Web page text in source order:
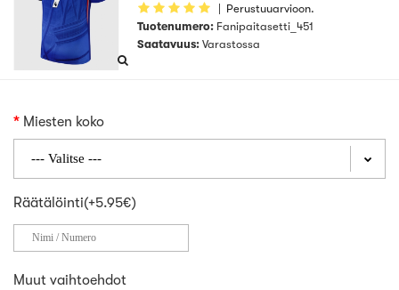
| Perustuuarvioon.
Tuotenumero: Fanipaitasetti_451
Saatavuus: Varastossa
Miesten koko
Räätälöinti(+5.95€)
Muut vaihtoehdot